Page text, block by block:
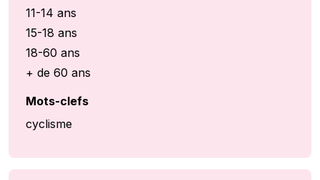
11-14 ans
15-18 ans
18-60 ans
+ de 60 ans
Mots-clefs
cyclisme